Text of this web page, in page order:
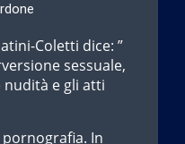
Coletti dice: ”
sessuale,
nudità e gli atti
In